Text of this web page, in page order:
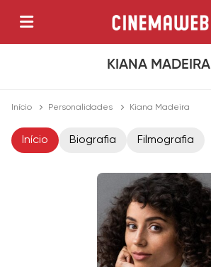
KIANA MADEIRA
Início Personalidades Kiana Madeira
Início Biografia Filmografia